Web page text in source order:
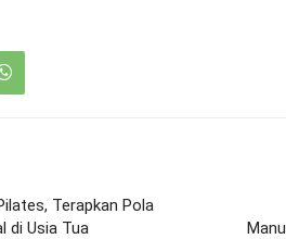
Terapkan Pola
di Usia Tua